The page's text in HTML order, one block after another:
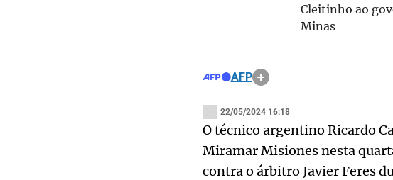
Cleitinho ao
Minas
AFP
22/05/2024 16:18
O técnico argentino Ricardo
Miramar Misiones nesta
contra o árbitro Javier Feres